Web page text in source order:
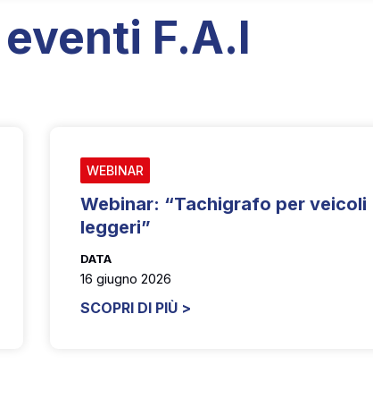
F.A.I
WEBINAR
Webinar: “Tachigrafo per veicoli
leggeri”
DATA
16 giugno 2026
SCOPRI DI PIÙ >